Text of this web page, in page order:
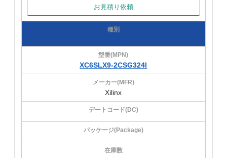
お見積り依頼
XC6SLX9-2CSG324I
Xilinx